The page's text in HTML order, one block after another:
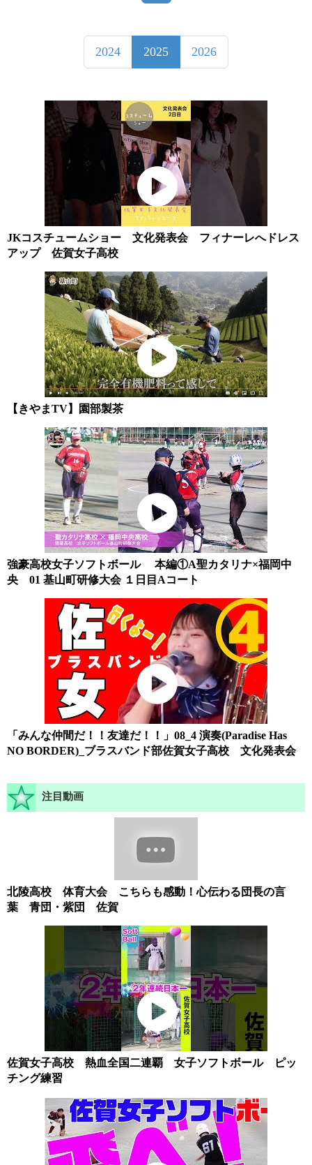
2024 2025 2026
JKコスチュームショー 文化発表会 フィナーレへドレス
アップ 佐賀女子高校
【きやまTV】園部製茶
強豪高校女子ソフトボール 本編①A聖カタリナ×福岡中
央 01 基山町研修大会 １日目Aコート
「みんな仲間だ！！友達だ！！」08_4 演奏(Paradise Has
NO BORDER)_ブラスバンド部佐賀女子高校 文化発表会
注目動画
北陵高校 体育大会 こちらも感動！心伝わる団長の言
葉 青団・紫団 佐賀
佐賀女子高校 熱血全国二連覇 女子ソフトボール ピッ
チング練習